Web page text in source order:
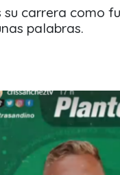
su carrera como
palabras.